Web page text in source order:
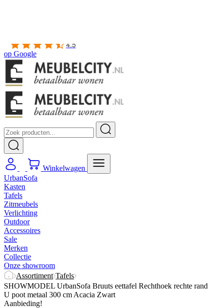
4.5
op Google
Winkelwagen
UrbanSofa
Kasten
Tafels
Zitmeubels
Verlichting
Outdoor
Accessoires
Sale
Merken
Collectie
Onze showroom
Assortiment Tafels
SHOWMODEL UrbanSofa Bruuts eettafel Rechthoek rechte rand
U poot metaal 300 cm Acacia Zwart
Aanbieding!